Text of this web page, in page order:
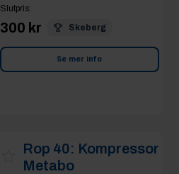
Slutpris:
300 kr Skeberg
Se mer info
Rop 40: Kompressor
Metabo